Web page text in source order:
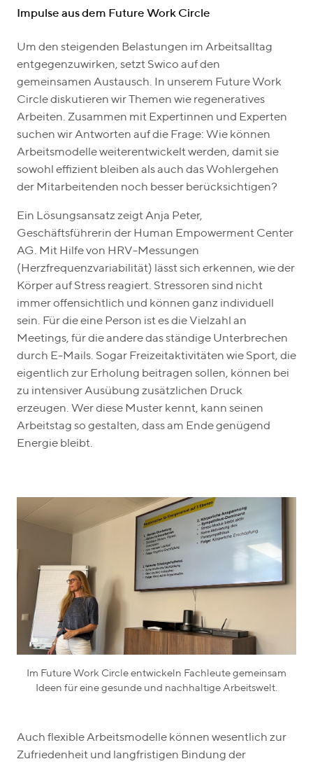
Impulse aus dem Future Work Circle
Um den steigenden Belastungen im Arbeitsalltag
entgegenzuwirken, setzt Swico auf den
gemeinsamen Austausch. In unserem Future Work
Circle diskutieren wir Themen wie regeneratives
Arbeiten. Zusammen mit Expertinnen und Experten
suchen wir Antworten auf die Frage: Wie können
Arbeitsmodelle weiterentwickelt werden, damit sie
sowohl effizient bleiben als auch das Wohlergehen
der Mitarbeitenden noch besser berücksichtigen?
Ein Lösungsansatz zeigt Anja Peter,
Geschäftsführerin der Human Empowerment Center
AG. Mit Hilfe von HRV-Messungen
(Herzfrequenzvariabilität) lässt sich erkennen, wie der
Körper auf Stress reagiert. Stressoren sind nicht
immer offensichtlich und können ganz individuell
sein. Für die eine Person ist es die Vielzahl an
Meetings, für die andere das ständige Unterbrechen
durch E-Mails. Sogar Freizeitaktivitäten wie Sport, die
eigentlich zur Erholung beitragen sollen, können bei
zu intensiver Ausübung zusätzlichen Druck
erzeugen. Wer diese Muster kennt, kann seinen
Arbeitstag so gestalten, dass am Ende genügend
Energie bleibt.
Im Future Work Circle entwickeln Fachleute gemeinsam
Ideen für eine gesunde und nachhaltige Arbeitswelt.
Auch flexible Arbeitsmodelle können wesentlich zur
Zufriedenheit und langfristigen Bindung der